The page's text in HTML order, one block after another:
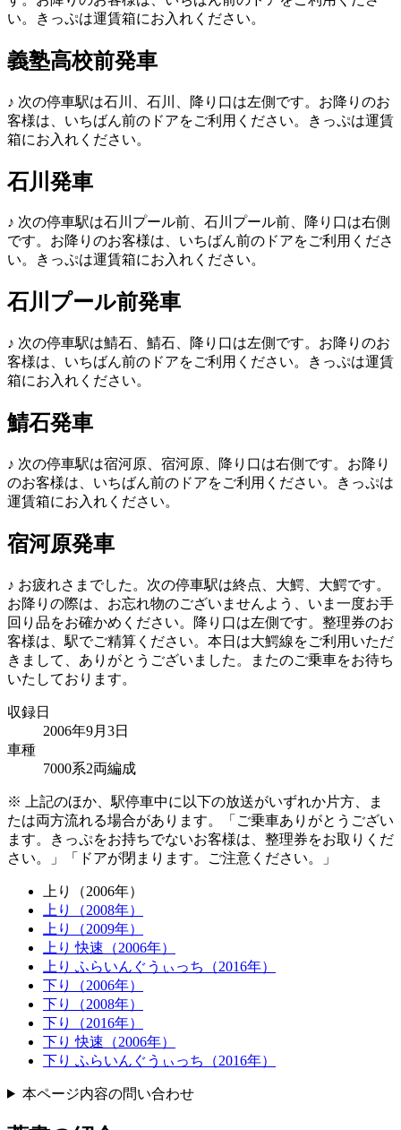
い。きっぷは運賃箱にお入れください。
義塾高校前発車
♪ 次の停車駅は石川、石川、降り口は左側です。お降りのお
客様は、いちばん前のドアをご利用ください。きっぷは運賃
箱にお入れください。
石川発車
♪ 次の停車駅は石川プール前、石川プール前、降り口は右側
です。お降りのお客様は、いちばん前のドアをご利用くださ
い。きっぷは運賃箱にお入れください。
石川プール前発車
♪ 次の停車駅は鯖石、鯖石、降り口は左側です。お降りのお
客様は、いちばん前のドアをご利用ください。きっぷは運賃
箱にお入れください。
鯖石発車
♪ 次の停車駅は宿河原、宿河原、降り口は右側です。お降り
のお客様は、いちばん前のドアをご利用ください。きっぷは
運賃箱にお入れください。
宿河原発車
♪ お疲れさまでした。次の停車駅は終点、大鰐、大鰐です。
お降りの際は、お忘れ物のございませんよう、いま一度お手
回り品をお確かめください。降り口は左側です。整理券のお
客様は、駅でご精算ください。本日は大鰐線をご利用いただ
きまして、ありがとうございました。またのご乗車をお待ち
いたしております。
収録日
2006年9月3日
車種
7000系2両編成
※
上記のほか、駅停車中に以下の放送がいずれか片方、ま
たは両方流れる場合があります。
ご乗車ありがとうござい
ます。きっぷをお持ちでないお客様は、整理券をお取りくだ
さい。
ドアが閉まります。ご注意ください。
上り（2006年）
上り（2008年）
上り（2009年）
上り 快速（2006年）
上り ふらいんぐうぃっち（2016年）
下り（2006年）
下り（2008年）
下り（2016年）
下り 快速（2006年）
下り ふらいんぐうぃっち（2016年）
本ページ内容の問い合わせ